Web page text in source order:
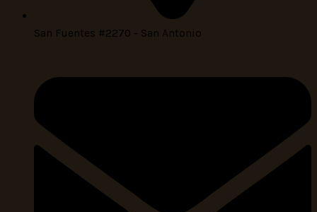
San Fuentes #2270 - San Antonio